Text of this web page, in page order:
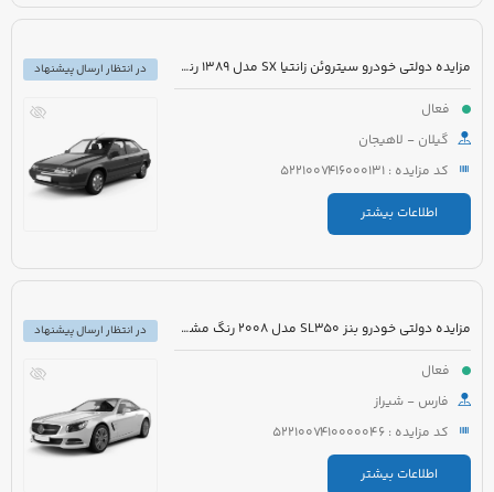
مزایده دولتی خودرو سیتروئن زانتیا SX مدل 1389 رنگ نقره ای
فعال
گیلان - لاهیجان
کد مزایده : 5221007416000131
اطلاعات بیشتر
در انتظار ارسال پیشنهاد
مزایده دولتی خودرو بنز SL350 مدل 2008 رنگ مشکی روغنی
فعال
فارس - شیراز
کد مزایده : 5221007410000046
اطلاعات بیشتر
در انتظار ارسال پیشنهاد